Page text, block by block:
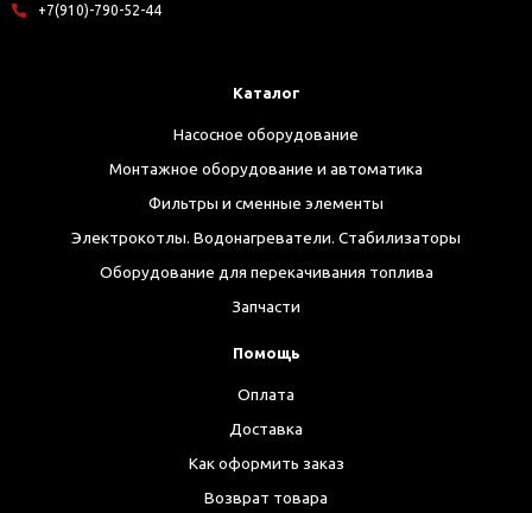
+7(910)-790-52-44
Каталог
Насосное оборудование
Монтажное оборудование и автоматика
Фильтры и сменные элементы
Электрокотлы. Водонагреватели. Стабилизаторы
Оборудование для перекачивания топлива
Запчасти
Помощь
Оплата
Доставка
Как оформить заказ
Возврат товара